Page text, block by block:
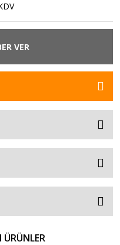
VER
ÜRÜNLER